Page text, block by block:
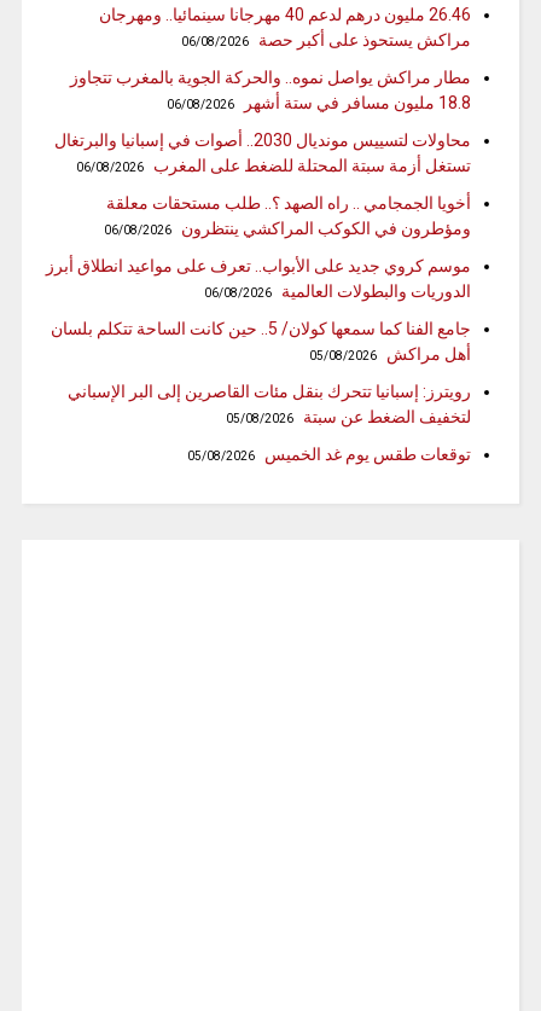
26.46 مليون درهم لدعم 40 مهرجانا سينمائيا.. ومهرجان
مراكش يستحوذ على أكبر حصة
06/08/2026
مطار مراكش يواصل نموه.. والحركة الجوية بالمغرب تتجاوز
18.8 مليون مسافر في ستة أشهر
06/08/2026
محاولات لتسييس مونديال 2030.. أصوات في إسبانيا والبرتغال
تستغل أزمة سبتة المحتلة للضغط على المغرب
06/08/2026
أخويا الجمجامي .. راه الصهد ؟.. طلب مستحقات معلقة
ومؤطرون في الكوكب المراكشي ينتظرون
06/08/2026
موسم كروي جديد على الأبواب.. تعرف على مواعيد انطلاق أبرز
الدوريات والبطولات العالمية
06/08/2026
جامع الفنا كما سمعها كولان/ 5.. حين كانت الساحة تتكلم بلسان
أهل مراكش
05/08/2026
رويترز: إسبانيا تتحرك بنقل مئات القاصرين إلى البر الإسباني
لتخفيف الضغط عن سبتة
05/08/2026
توقعات طقس يوم غد الخميس 05/08/2026